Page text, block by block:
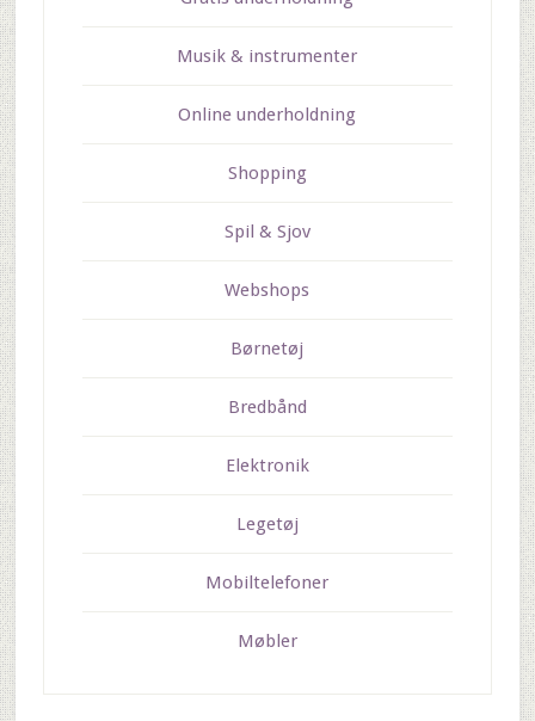
Musik & instrumenter
Online underholdning
Shopping
Spil & Sjov
Webshops
Børnetøj
Bredbånd
Elektronik
Legetøj
Mobiltelefoner
Møbler